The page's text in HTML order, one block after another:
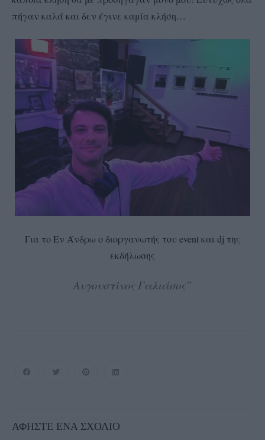
πήγαν καλά και δεν έγινε καμία κλήση…
Για το Εν Άνδρω ο διοργανωτής του event και dj της
εκδήλωσης
Αυγουστίνος Γαλιάσος”
ΑΦΉΣΤΕ ΈΝΑ ΣΧΌΛΙΟ